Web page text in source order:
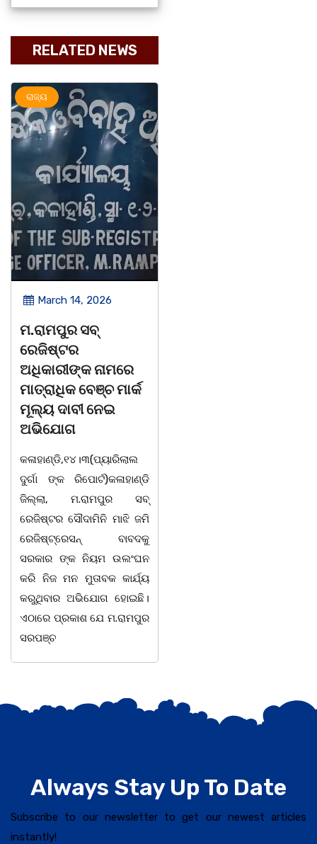
RELATED NEWS
ରାଜ୍ୟ
March 14, 2026
ମ.ରାମପୁର ସବ୍
ରେଜିଷ୍ଟର
ଅଧିକାରୀଙ୍କ ନାମରେ
ମାତ୍ରାଧିକ ବେଞ୍ଚ ମାର୍କ
ମୂଲ୍ୟ ଦାବୀ ନେଇ
ଅଭିଯୋଗ
କଳାହାଣ୍ଡି,୧୪।୩(ପ୍ୟାରିଲାଲ
ଦୁର୍ଗା ଙ୍କ ରିପୋର୍ଟ)କଳାହାଣ୍ଡି
ଜିଲ୍ଲା, ମ.ରାମପୁର ସବ୍
ରେଜିଷ୍ଟର ସୌଦାମିନି ମାଝି ଜମି
ରେଜିଷ୍ଟ୍ରେସନ୍ ବାବଦକୁ
ସରକାର ଙ୍କ ନିୟମ ଉଲଂଘନ
କରି ନିଜ ମନ ମୁତାବକ କାର୍ଯ୍ୟ
କରୁଥିବାର ଅଭିଯୋଗ ହୋଇଛି।
ଏଠାରେ ପ୍ରକାଶ ଯେ ମ.ରାମପୁର
ସରପଞ୍ଚ
Always Stay Up To Date
Subscribe to our newsletter to get our newest articles
instantly!